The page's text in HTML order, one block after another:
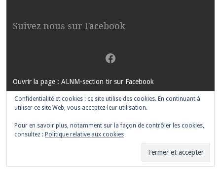
Suivez nous sur Facebook
Facebook
Ouvrir la page : ALNM-section tir sur Facebook
FIÈREMENT PROPULSÉ PAR WORDPRESS |THÈME MOTIF PAR
Confidentialité et cookies : ce site utilise des cookies. En continuant à
utiliser ce site Web, vous acceptez leur utilisation.
Pour en savoir plus, notamment sur la façon de contrôler les cookies,
consultez : Politique relative aux cookies